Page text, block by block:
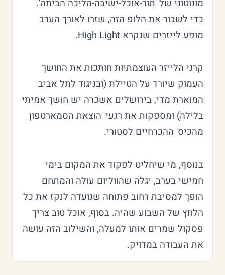
מונוטוני של 'תור-אוכל-ישיבה-הליכה הביתה'.
כדי לשבור את הלופ הזה, שזרו לאורך הערב
מופע לייזרים שנקרא High Light.
קרני הלייזר העוצמתיות חותכות את החושך
העמוק שיורד על הטיילת (ובניגוד לתל אביב
המוארת מדי, בירושלים אשכרה יש חושך אמיתי
בלילה) ומספקות את רגעי 'הוצאת הסמארטפון
מהכיס' ההכרחיים לסטורי.
בנוסף, מי שיחליט לפקוד את המקום בימי
חמישי בערב, יגלה שהווליום עולה והמתחם
הופך למסיבת רחוב פתוחה שנועדה לנקז את כל
הלחץ של השבוע שהיה. בסוף, אוכל טוב צריך
פסקול שמרים אותו למעלה, והשילוב הזה עושה
את העבודה במדויק.